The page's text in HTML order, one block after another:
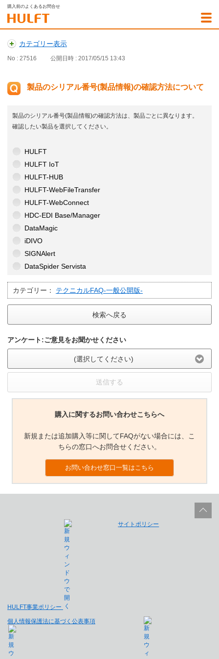
購入前のよくあるお問合せ
カテゴリー表示
No : 27516 公開日時 : 2017/05/15 13:43
製品のシリアル番号(製品情報)の確認方法について
製品のシリアル番号(製品情報)の確認方法は、製品ごとに異なります。
確認したい製品を選択してください。
HULFT
HULFT IoT
HULFT-HUB
HULFT-WebFileTransfer
HULFT-WebConnect
HDC-EDI Base/Manager
DataMagic
iDIVO
SIGNAlert
DataSpider Servista
カテゴリー： テクニカルFAQ-一般公開版-
検索へ戻る
アンケート:ご意見をお聞かせください
(選択してください)
送信する
購入に関するお問い合わせこちらへ
新規または追加購入等に関してFAQがない場合には、こ
ちらの窓口へお問合せください。
お問い合わせ窓口一覧はこちら
HULFT事業ポリシー
サイトポリシー
個人情報保護法に基づく公表事項